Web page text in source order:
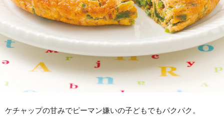
ケチャップの甘みでピーマン嫌いの子どもでもパクパク。